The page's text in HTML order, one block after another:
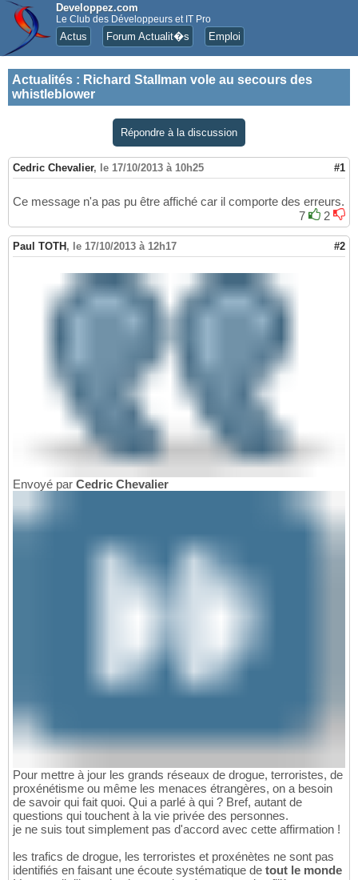
Developpez.com
Le Club des Développeurs et IT Pro
Actus Forum Actualit�s Emploi
Actualités : Richard Stallman vole au secours des
whistleblower
Répondre à la discussion
Cedric Chevalier, le 17/10/2013 à 10h25 #1
Ce message n'a pas pu être affiché car il comporte des erreurs.
7
2
Paul TOTH , le 17/10/2013 à 12h17 #2
Envoyé par Cedric Chevalier
Pour mettre à jour les grands réseaux de drogue, terroristes, de
proxénétisme ou même les menaces étrangères, on a besoin
de savoir qui fait quoi. Qui a parlé à qui ? Bref, autant de
questions qui touchent à la vie privée des personnes.
je ne suis tout simplement pas d'accord avec cette affirmation !
les trafics de drogue, les terroristes et proxénètes ne sont pas
identifiés en faisant une écoute systématique de tout le monde